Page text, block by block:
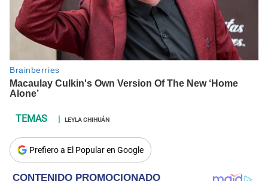
LEYLA CHIHUÁN
Prefiero a El Popular en Google